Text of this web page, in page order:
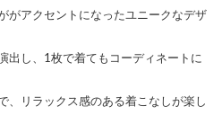
がアクセントになったユニークなデザ
出し、1枚で着てもコーディネートに
、リラックス感のある着こなしが楽し